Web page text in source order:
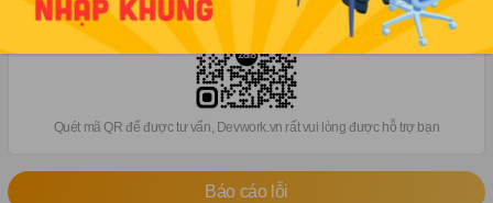
Quét mã QR để được tư vấn, Devwork.vn rất vui lòng được hỗ trợ bạn
Báo cáo lỗi